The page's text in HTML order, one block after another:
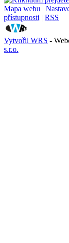
Mapa webu |
přístupnosti | RSS
Vytvořil WRS -
s.r.o.